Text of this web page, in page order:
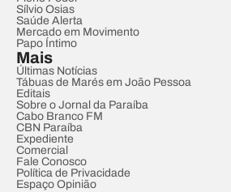
Sílvio Osias
Saúde Alerta
Mercado em Movimento
Papo Íntimo
Mais
Últimas Notícias
Tábuas de Marés em João Pessoa
Editais
Sobre o Jornal da Paraíba
Cabo Branco FM
CBN Paraíba
Expediente
Comercial
Fale Conosco
Política de Privacidade
Espaço Opinião